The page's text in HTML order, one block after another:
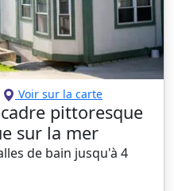
Voir sur la carte
pittoresque
sur la mer
de bain jusqu'à 4